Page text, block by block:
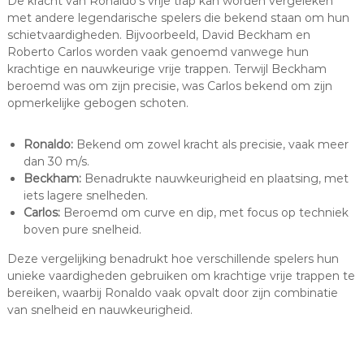
met andere legendarische spelers die bekend staan om hun
schietvaardigheden. Bijvoorbeeld, David Beckham en
Roberto Carlos worden vaak genoemd vanwege hun
krachtige en nauwkeurige vrije trappen. Terwijl Beckham
beroemd was om zijn precisie, was Carlos bekend om zijn
opmerkelijke gebogen schoten.
Ronaldo:Bekend om zowel kracht als precisie, vaak meer
dan 30 m/s.
Beckham:Benadrukte nauwkeurigheid en plaatsing, met
iets lagere snelheden.
Carlos:Beroemd om curve en dip, met focus op techniek
boven pure snelheid.
Deze vergelijking benadrukt hoe verschillende spelers hun
unieke vaardigheden gebruiken om krachtige vrije trappen te
bereiken, waarbij Ronaldo vaak opvalt door zijn combinatie
van snelheid en nauwkeurigheid.